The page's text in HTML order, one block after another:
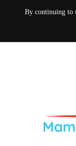
By continuing to